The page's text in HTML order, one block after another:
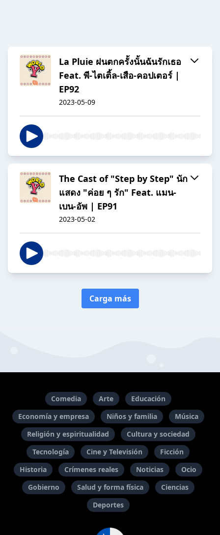
La Pluie ฝนตกครั้งนั้นฉันรักเธอ
Feat. พี-ไตเติ้ล-เสือ-คอปเตอร์ |
EP92
2023-05-09
The Cast of "Step by Step" นัก
แสดง "ค่อย ๆ รัก" Feat. แมน-
เบน-อัพ | EP91
2023-05-02
Carga más
Comedia Arte
Educación
Economía y empresa
Niños y familia
Música
Religión y espiritualidad
Cultura y sociedad
Tecnología
Cine y Televisión
Ficción
Historia
Crímenes reales Noticias
Ocio
Gobierno
Salud y forma física
Ciencias
Deportes